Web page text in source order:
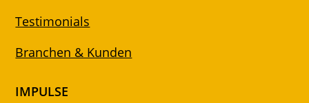
Testimonials
Branchen & Kunden
IMPULSE